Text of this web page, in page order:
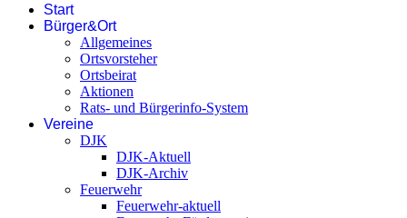
Start
Bürger&Ort
Allgemeines
Ortsvorsteher
Ortsbeirat
Aktionen
Rats- und Bürgerinfo-System
Vereine
DJK
DJK-Aktuell
DJK-Archiv
Feuerwehr
Feuerwehr-aktuell